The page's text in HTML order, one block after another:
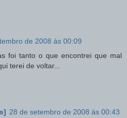
de 2008 às 00:09
foi tanto o que encontrei que mal
terei de voltar...
28 de setembro de 2008 às 00:43